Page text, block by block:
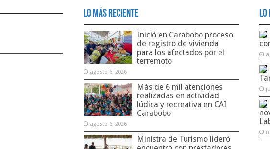
Lo Más Reciente
Inició en Carabobo proceso
de registro de vivienda
para los afectados por el
terremoto
agosto 6, 2026
Más de 6 mil atenciones
realizadas en actividad
lúdica y recreativa en CAI
Carabobo
agosto 6, 2026
Ministra de Turismo lideró